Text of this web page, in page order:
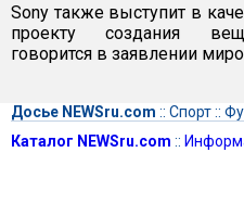
Sony также выступит в
проекту создания
говорится в заявлении
Досье NEWSru.com :: Спорт::
Каталог NEWSru.com ::